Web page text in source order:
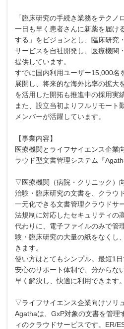
「臨床研究の手続き業務をテクノ
一日も早く患者さんに新薬を届け
する」をビジョンとし、臨床研究
サービスを自社開発し、医療機関
提供しています。
すでに国内利用ユーザー15,000名
展開し、将来的な海外比率の拡大
を活用した開拓も推進中の採用実
また、設立当初よりフルリモート
メンバーが活躍しています。
【事業内容】
医療機関とライフサイエンス企業
ラウド型文書管理システム『
▽医療機関（病院・クリニック）
治験・臨床研究の文書を、クラウ
一元化できる文書管理クラウドサ
法規制に対応したセキュリティの
代わりに、電子ファイルのみで管
験・臨床研究の大量の紙をなくし
きます。
使い方はとてもシンプル。最短1日
安心のサポート体制で、分からな
早く解決し、快適に利用できます。
▽ライフサイエンス企業向けソリ
Agathaは、GxP対象の文書を管理
ィのクラウドサービスです。ER/